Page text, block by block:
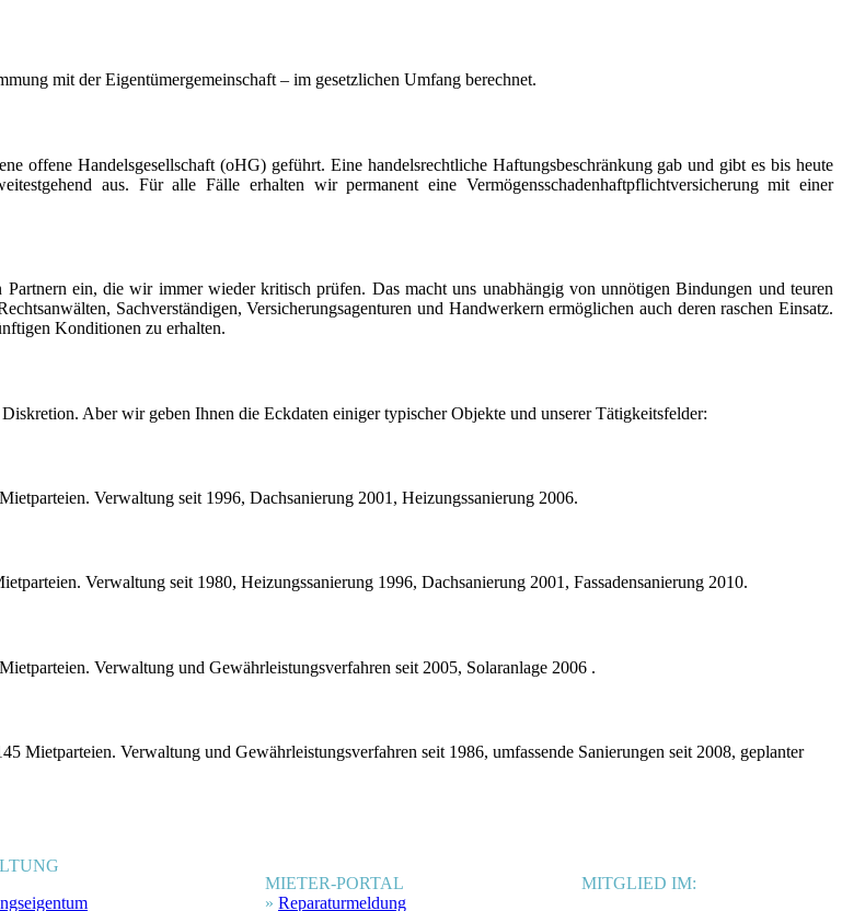
mit der Eigentümergemeinschaft – im gesetzlichen Umfang berechnet.
offene Handelsgesellschaft (oHG) geführt. Eine handelsrechtliche Haftungsbeschränkung gab und gibt es bis heute
aus. Für alle Fälle erhalten wir permanent eine Vermögensschadenhaftpflichtversicherung mit einer
ein, die wir immer wieder kritisch prüfen. Das macht uns unabhängig von unnötigen Bindungen und teuren
Sachverständigen, Versicherungsagenturen und Handwerkern ermöglichen auch deren raschen Einsatz.
Konditionen zu erhalten.
Aber wir geben Ihnen die Eckdaten einiger typischer Objekte und unserer Tätigkeitsfelder:
Verwaltung seit 1996, Dachsanierung 2001, Heizungssanierung 2006.
Verwaltung seit 1980, Heizungssanierung 1996, Dachsanierung 2001, Fassadensanierung 2010.
Verwaltung und Gewährleistungsverfahren seit 2005, Solaranlage 2006 .
Mietparteien. Verwaltung und Gewährleistungsverfahren seit 1986, umfassende Sanierungen seit 2008, geplanter
MIETER-PORTAL
» Reparaturmeldung
MITGLIED IM: